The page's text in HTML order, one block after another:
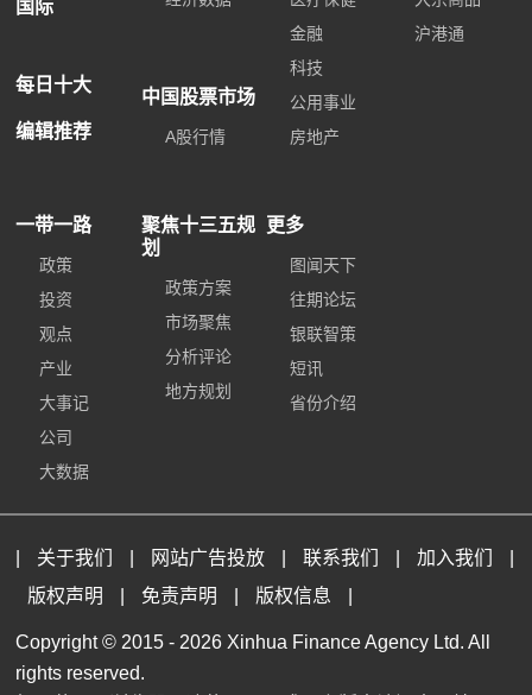
国际
每日十大
编辑推荐
中国股票市场
A股行情
金融
科技
公用事业
房地产
沪港通
一带一路
政策
投资
观点
产业
大事记
公司
大数据
聚焦十三五规
划
政策方案
市场聚焦
分析评论
地方规划
更多
图闻天下
往期论坛
银联智策
短讯
省份介绍
关于我们 网站广告投放 联系我们 加入我们
版权声明
免责声明 版权信息
Copyright © 2015 - 2026 Xinhua Finance Agency Ltd. All
rights reserved.